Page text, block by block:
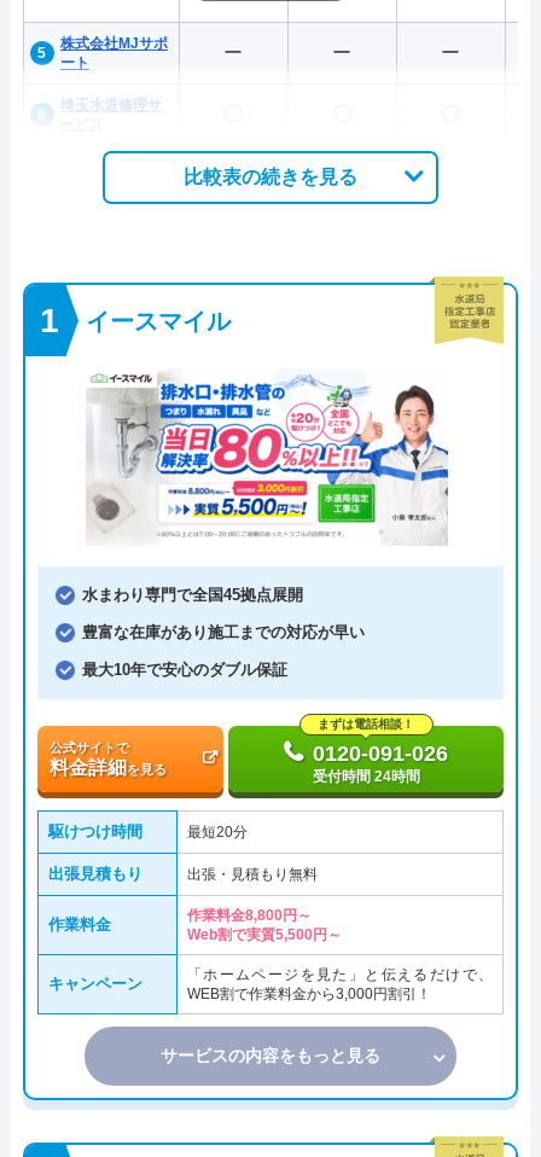
株式会社MJサポ
ート
ー ー ー
埼玉水道修理サ
比較表の続きを見る
イースマイル
水まわり専門で全国45拠点展開
豊富な在庫があり施工までの対応が早い
最大10年で安心のダブル保証
公式サイトで
料金詳細を見る
まずは電話相談！
0120-091-026
受付時間 24時間
駆けつけ時間 最短20分
出張見積もり 出張・見積もり無料
作業料金
作業料金8,800円～
Web割で実質5,500円～
キャンペーン
「ホームページを見た」と伝えるだけで、
WEB割で作業料金から3,000円割引！
サービスの内容をもっと見る